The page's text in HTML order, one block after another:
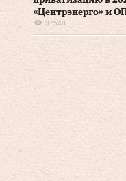
«Центрэнерго» и
37540